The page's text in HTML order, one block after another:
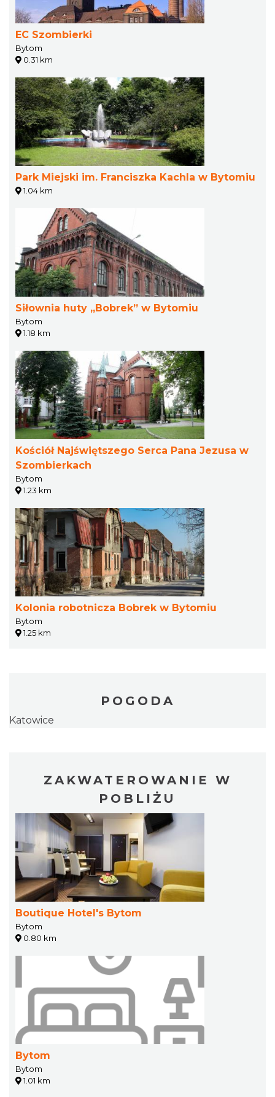
EC Szombierki
Bytom
0.31 km
Park Miejski im. Franciszka Kachla w Bytomiu
1.04 km
Siłownia huty „Bobrek” w Bytomiu
Bytom
1.18 km
Kościół Najświętszego Serca Pana Jezusa w
Szombierkach
Bytom
1.23 km
Kolonia robotnicza Bobrek w Bytomiu
Bytom
1.25 km
POGODA
Katowice
ZAKWATEROWANIE W
POBLIŻU
Boutique Hotel's Bytom
Bytom
0.80 km
Bytom
Bytom
1.01 km